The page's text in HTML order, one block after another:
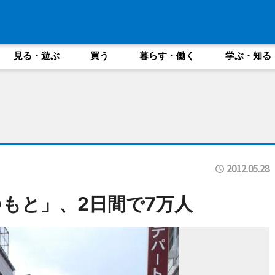
見る・遊ぶ 買う 暮らす・働く 学ぶ・知る
2012.05.28
と」、2日間で7万人